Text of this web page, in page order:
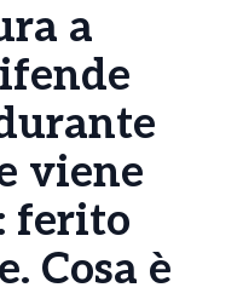
a
viene
ferito
Cosa è